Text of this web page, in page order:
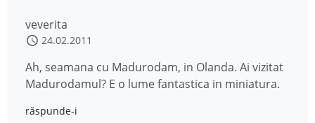
veverita
24.02.2011
Ah, seamana cu Madurodam, in Olanda. Ai vizitat
Madurodamul? E o lume fantastica in miniatura.
răspunde-i